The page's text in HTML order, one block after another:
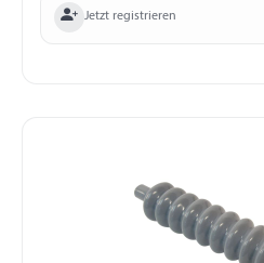
Jetzt registrieren